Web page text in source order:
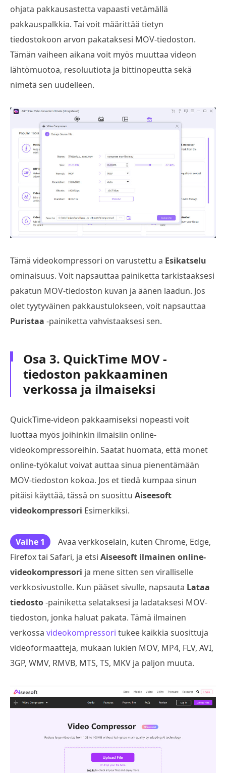
ohjata pakkausastetta vapaasti vetämällä
pakkauspalkkia. Tai voit määrittää tietyn
tiedostokoon arvon pakataksesi MOV-tiedoston.
Tämän vaiheen aikana voit myös muuttaa videon
lähtömuotoa, resoluutiota ja bittinopeutta sekä
nimetä sen uudelleen.
Tämä videokompressori on varustettu a Esikatselu
ominaisuus. Voit napsauttaa painiketta tarkistaaksesi
pakatun MOV-tiedoston kuvan ja äänen laadun. Jos
olet tyytyväinen pakkaustulokseen, voit napsauttaa
Puristaa -painiketta vahvistaaksesi sen.
Osa 3. QuickTime MOV -
tiedoston pakkaaminen
verkossa ja ilmaiseksi
QuickTime-videon pakkaamiseksi nopeasti voit
luottaa myös joihinkin ilmaisiin online-
videokompressoreihin. Saatat huomata, että monet
online-työkalut voivat auttaa sinua pienentämään
MOV-tiedoston kokoa. Jos et tiedä kumpaa sinun
pitäisi käyttää, tässä on suosittu Aiseesoft
videokompressori Esimerkiksi.
Vaihe 1
Avaa verkkoselain, kuten Chrome, Edge,
Firefox tai Safari, ja etsi Aiseesoft ilmainen online-
videokompressori ja mene sitten sen viralliselle
verkkosivustolle. Kun pääset sivulle, napsauta Lataa
tiedosto-painiketta selataksesi ja ladataksesi MOV-
tiedoston, jonka haluat pakata. Tämä ilmainen
verkossa videokompressori tukee kaikkia suosittuja
videoformaatteja, mukaan lukien MOV, MP4, FLV, AVI,
3GP, WMV, RMVB, MTS, TS, MKV ja paljon muuta.